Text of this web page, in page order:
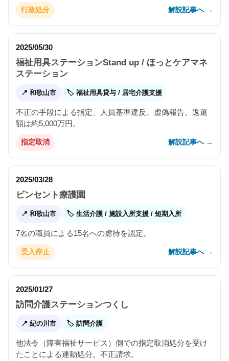
行政処分 解説記事へ →
2025/05/30
福祉用具ステーションStand up / ほっとケアマネ
ステーション
📍 和歌山市 🏷 福祉用具貸与 / 居宅介護支援
不正の手段による指定、人員基準違反、虚偽報告。返還
額は約5,000万円。
指定取消 解説記事へ →
2025/03/28
ビンセント療護園
📍 和歌山市 🏷 生活介護 / 施設入所支援 / 短期入所
7名の職員による15名への虐待を認定。
受入停止 解説記事へ →
2025/01/27
訪問介護ステーションつくし
📍 紀の川市 🏷 訪問介護
他法令（障害福祉サービス）側での指定取消処分を受け
たことによる連動処分。不正請求。